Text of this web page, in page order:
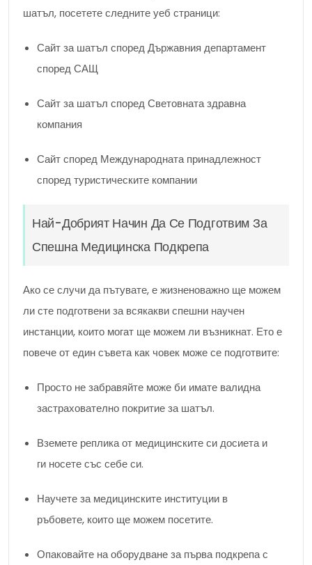
шатъл, посетете следните уеб страници:
Сайт за шатъл според Държавния департамент
според САЩ
Сайт за шатъл според Световната здравна
компания
Сайт според Международната принадлежност
според туристическите компании
Най-Добрият Начин Да Се Подготвим За
Спешна Медицинска Подкрепа
Ако се случи да пътувате, е жизненоважно ще можем
ли сте подготвени за всякакви спешни научен
инстанции, които могат ще можем ли възникнат. Ето е
повече от един съвета как човек може се подготвите:
Просто не забравяйте може би имате валидна
застрахователно покритие за шатъл.
Вземете реплика от медицинските си досиета и
ги носете със себе си.
Научете за медицинските институции в
ръбовете, които ще можем посетите.
Опаковайте на оборудване за първа подкрепа с